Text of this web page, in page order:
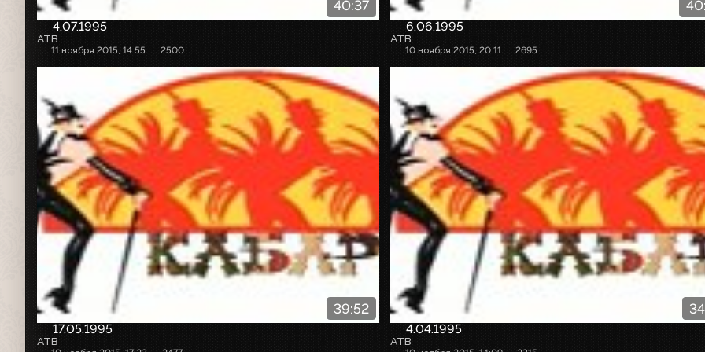
40:37
4.07.1995
АТВ
11 ноября 2015, 14:55 2500
6.06.1995
АТВ
10 ноября 2015, 20:11 2695
39:52
17.05.1995
АТВ
4.04.1995
АТВ